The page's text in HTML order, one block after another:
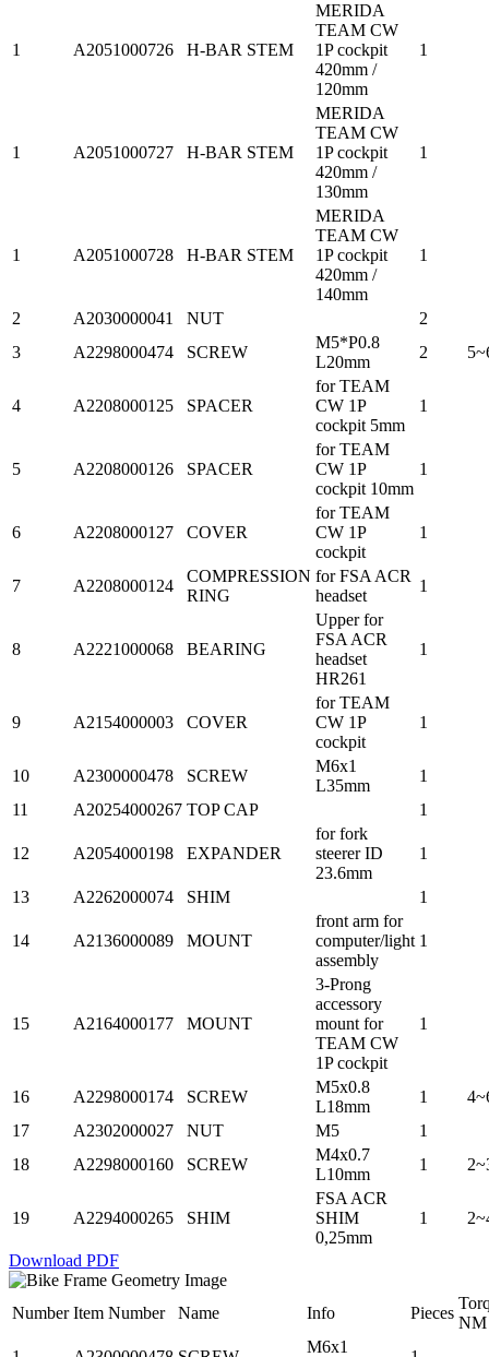
1 A2051000726 H-BAR STEM
MERIDA
TEAM CW
1P cockpit
420mm /
120mm
1
1 A2051000727 H-BAR STEM
MERIDA
TEAM CW
1P cockpit
420mm /
130mm
1
1 A2051000728 H-BAR STEM
MERIDA
TEAM CW
1P cockpit
420mm /
140mm
1
2 A2030000041 NUT
2
3
A2298000474 SCREW
M5*P0.8
L20mm
2
4 A2208000125 SPACER
for TEAM
CW 1P
cockpit 5mm
1
5 A2208000126 SPACER
for TEAM
CW 1P
cockpit 10mm
1
6 A2208000127 COVER
for TEAM
CW 1P
cockpit
1
7 A2208000124
COMPRESSION
RING
for FSA ACR
headset
1
8 A2221000068 BEARING
Upper for
FSA ACR
headset
HR261
1
9 A2154000003 COVER
for TEAM
CW 1P
cockpit
1
10 A2300000478 SCREW
M6x1
L35mm
1
11
A20254000267 TOP CAP 1
12 A2054000198 EXPANDER
for fork
steerer ID
23.6mm
1
13 A2262000074 SHIM 1
14 A2136000089 MOUNT
front arm for
computer/light
assembly
1
15 A2164000177 MOUNT
3-Prong
accessory
mount for
TEAM CW
1P cockpit
1
16 A2298000174 SCREW
M5x0.8
L18mm
1
17
A2302000027 NUT M5
1
18
A2298000160 SCREW
M4x0.7
L10mm
1
19 A2294000265 SHIM
FSA ACR
SHIM
0,25mm
1
Download PDF
Number Item Number Name Info Pieces
NM
M6x1